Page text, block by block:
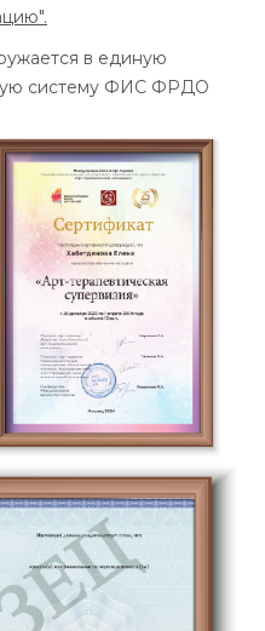
в единую
систему ФИС ФРДО